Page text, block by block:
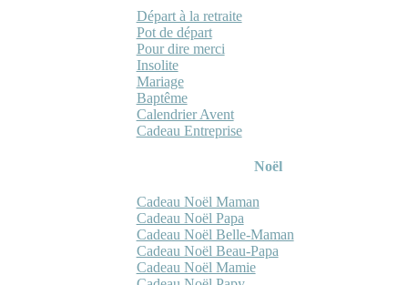
Départ à la retraite
Pot de départ
Pour dire merci
Insolite
Mariage
Baptême
Calendrier Avent
Cadeau Entreprise
Noël
Cadeau Noël Maman
Cadeau Noël Papa
Cadeau Noël Belle-Maman
Cadeau Noël Beau-Papa
Cadeau Noël Mamie